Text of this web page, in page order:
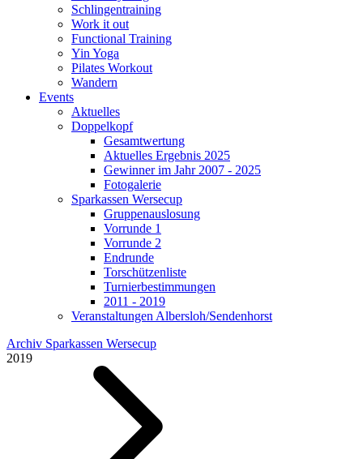
Schlingentraining
Work it out
Functional Training
Yin Yoga
Pilates Workout
Wandern
Events
Aktuelles
Doppelkopf
Gesamtwertung
Aktuelles Ergebnis 2025
Gewinner im Jahr 2007 - 2025
Fotogalerie
Sparkassen Wersecup
Gruppenauslosung
Vorrunde 1
Vorrunde 2
Endrunde
Torschützenliste
Turnierbestimmungen
2011 - 2019
Veranstaltungen Albersloh/Sendenhorst
Archiv Sparkassen Wersecup
2019